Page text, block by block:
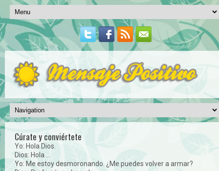
Cúrate y conviértete
Yo: Hola Dios.
Dios: Hola ...
Yo: Me estoy desmoronando. ¿Me puedes volver a armar?